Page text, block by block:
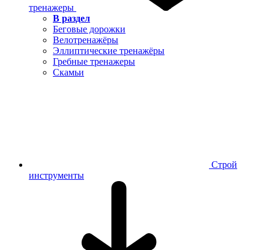
тренажеры
В раздел
Беговые дорожки
Велотренажёры
Эллиптические тренажёры
Гребные тренажеры
Скамьи
Строй
инструменты